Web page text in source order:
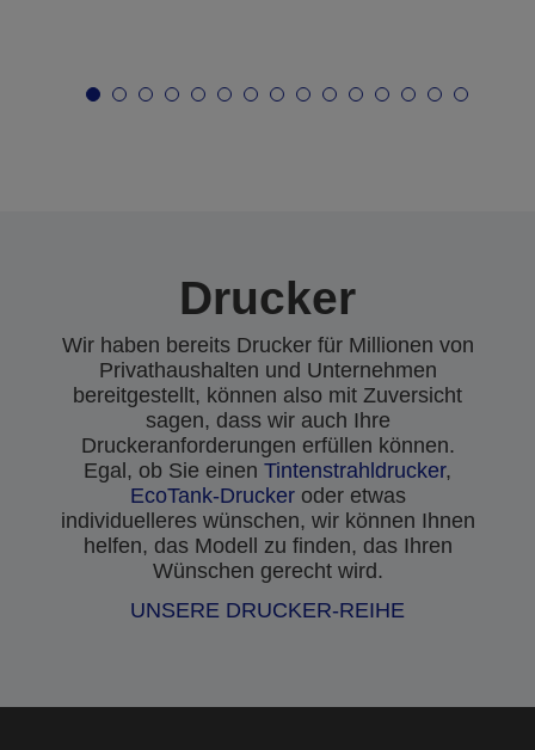
Drucker
Wir haben bereits Drucker für Millionen von
Privathaushalten und Unternehmen
bereitgestellt, können also mit Zuversicht
sagen, dass wir auch Ihre
Druckeranforderungen erfüllen können.
Egal, ob Sie einen Tintenstrahldrucker,
EcoTank-Druckeroder etwas
individuelleres wünschen, wir können Ihnen
helfen, das Modell zu finden, das Ihren
Wünschen gerecht wird.
UNSERE DRUCKER-REIHE